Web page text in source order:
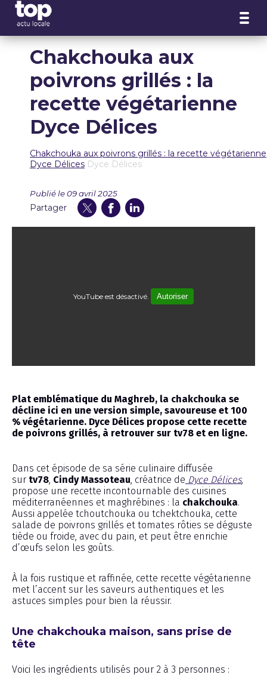
Chakchouka aux
poivrons grillés : la
recette végétarienne
Dyce Délices
Chakchouka aux poivrons grillés : la recette végétarienne
Dyce Délices Dyce Délices
Publié le 09 avril 2025
Partager
YouTube est désactivé. Autoriser
Plat emblématique du Maghreb, la chakchouka se
décline ici en une version simple, savoureuse et 100
% végétarienne. Dyce Délices propose cette recette
de poivrons grillés, à retrouver sur tv78 et en ligne.
Dans cet épisode de sa série culinaire diffusée
sur tv78 Cindy Massoteau , créatrice de Dyce Délices,
propose une recette incontournable des cuisines
méditerranéennes et maghrébines : la chakchouka.
Aussi appelée tchoutchouka ou tchektchouka, cette
salade de poivrons grillés et tomates rôties se déguste
tiède ou froide, avec du pain, et peut être enrichie
d’œufs selon les goûts.
À la fois rustique et raffinée, cette recette végétarienne
met l’accent sur les saveurs authentiques et les
astuces simples pour bien la réussir.
Une chakchouka maison, sans prise de
tête
Voici les ingrédients utilisés pour 2 à 3 personnes :
Panneau de gestion des cookies